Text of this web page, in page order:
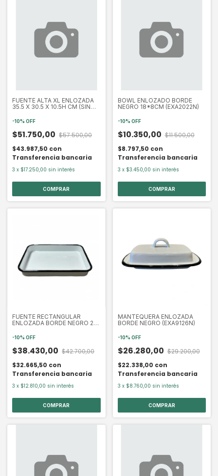
FUENTE ALTA XL ENLOZADA
35.5 X 30.5 X 10.5H CM (SIN
-10% OFF
$51.750,00 $57.500,00
$43.987,50 con
Transferencia bancaria
3 x $17.250,00 sin interés
BOWL ENLOZADO BORDE
NEGRO 18*8CM (EXA2022N)
-10% OFF
$10.350,00 $11.500,00
$8.797,50 con
Transferencia bancaria
3 x $3.450,00 sin interés
FUENTE RECTANGULAR
ENLOZADA BORDE NEGRO 22
-10% OFF
$38.430,00 $42.700,00
$32.665,50 con
Transferencia bancaria
3 x $12.810,00 sin interés
MANTEQUERA ENLOZADA
BORDE NEGRO (EXA9126N)
-10% OFF
$26.280,00 $29.200,00
$22.338,00 con
Transferencia bancaria
3 x $8.760,00 sin interés